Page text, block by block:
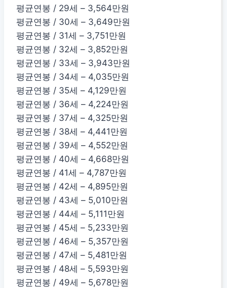
평균연봉 / 29세 – 3,564만원
평균연봉 / 30세 – 3,649만원
평균연봉 / 31세 – 3,751만원
평균연봉 / 32세 – 3,852만원
평균연봉 / 33세 – 3,943만원
평균연봉 / 34세 – 4,035만원
평균연봉 / 35세 – 4,129만원
평균연봉 / 36세 – 4,224만원
평균연봉 / 37세 – 4,325만원
평균연봉 / 38세 – 4,441만원
평균연봉 / 39세 – 4,552만원
평균연봉 / 40세 – 4,668만원
평균연봉 / 41세 – 4,787만원
평균연봉 / 42세 – 4,895만원
평균연봉 / 43세 – 5,010만원
평균연봉 / 44세 – 5,111만원
평균연봉 / 45세 – 5,233만원
평균연봉 / 46세 – 5,357만원
평균연봉 / 47세 – 5,481만원
평균연봉 / 48세 – 5,593만원
평균연봉 / 49세 – 5,678만원